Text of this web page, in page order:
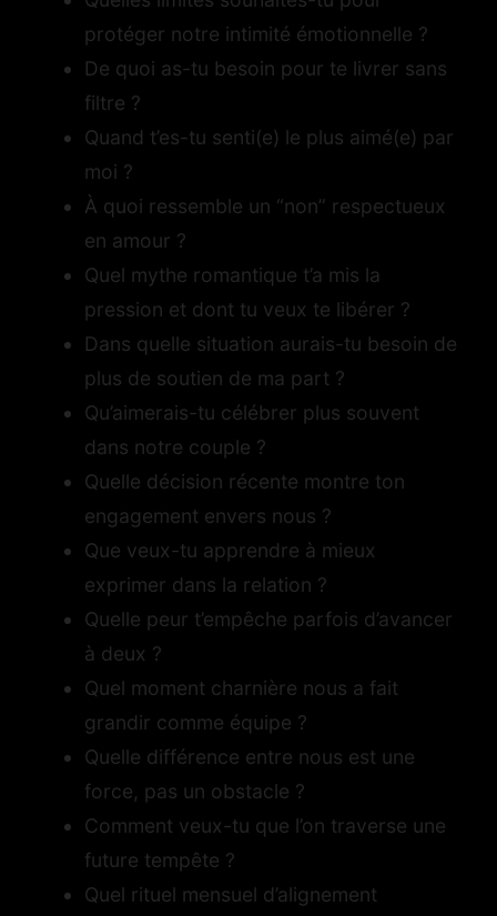
protéger notre intimité émotionnelle ?
De quoi as-tu besoin pour te livrer sans
filtre ?
Quand t’es-tu senti(e) le plus aimé(e) par
moi ?
À quoi ressemble un “non” respectueux
en amour ?
Quel mythe romantique t’a mis la
pression et dont tu veux te libérer ?
Dans quelle situation aurais-tu besoin de
plus de soutien de ma part ?
Qu’aimerais-tu célébrer plus souvent
dans notre couple ?
Quelle décision récente montre ton
engagement envers nous ?
Que veux-tu apprendre à mieux
exprimer dans la relation ?
Quelle peur t’empêche parfois d’avancer
à deux ?
Quel moment charnière nous a fait
grandir comme équipe ?
Quelle différence entre nous est une
force, pas un obstacle ?
Comment veux-tu que l’on traverse une
future tempête ?
Quel rituel mensuel d’alignement